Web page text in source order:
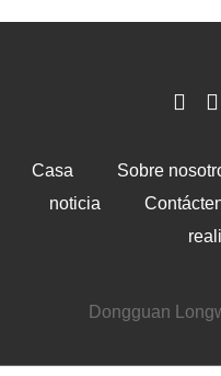
Casa Sobre
noticia
Dongguan